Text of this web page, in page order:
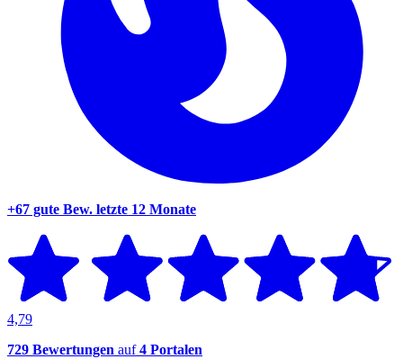
+67 gute Bew. letzte 12 Monate
4,79
729 Bewertungen auf4 Portalen